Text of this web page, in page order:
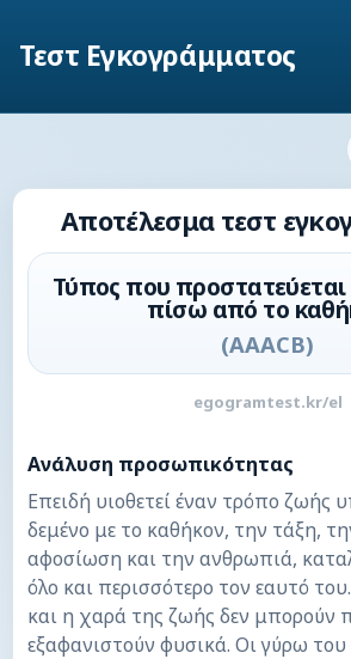
Τεστ Εγκογράμματος
Αποτέλεσμα τεστ
Τύπος που
πίσω από το
(AAACB)
egogramtest.kr/el
Ανάλυση προσωπικότητας
Επειδή υιοθετεί έναν τρόπο ζωής
δεμένο με το καθήκον, την τάξη,
αφοσίωση και την ανθρωπιά,
όλο και περισσότερο τον εαυτό
και η χαρά της ζωής δεν μπορούν
εξαφανιστούν φυσικά. Οι γύρω